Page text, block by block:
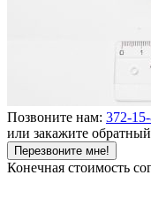
Позвоните нам: 372-
или закажите
Перезвоните мне!
Конечная стоимость